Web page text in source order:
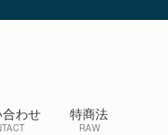
わせ 特商法
RAW